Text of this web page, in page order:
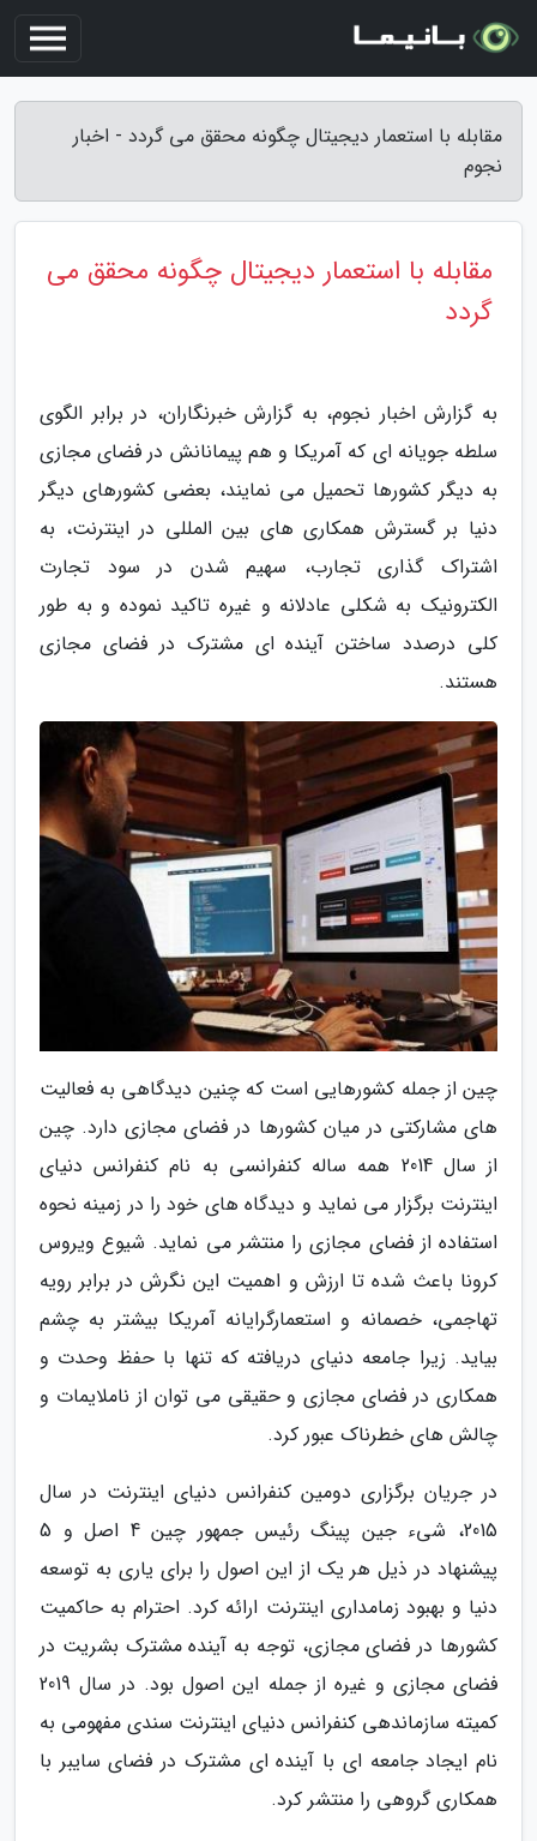
مقابله با استعمار دیجیتال چگونه محقق می گردد - اخبار
نجوم
مقابله با استعمار دیجیتال چگونه محقق می
گردد
به گزارش اخبار نجوم، به گزارش خبرنگاران، در برابر الگوی
سلطه جویانه ای که آمریکا و هم پیمانانش در فضای مجازی
به دیگر کشورها تحمیل می نمایند، بعضی کشورهای دیگر
دنیا بر گسترش همکاری های بین المللی در اینترنت، به
اشتراک گذاری تجارب، سهیم شدن در سود تجارت
الکترونیک به شکلی عادلانه و غیره تاکید نموده و به طور
کلی درصدد ساختن آینده ای مشترک در فضای مجازی
هستند.
چین از جمله کشورهایی است که چنین دیدگاهی به فعالیت
های مشارکتی در میان کشورها در فضای مجازی دارد. چین
از سال 2014 همه ساله کنفرانسی به نام کنفرانس دنیای
اینترنت برگزار می نماید و دیدگاه های خود را در زمینه نحوه
استفاده از فضای مجازی را منتشر می نماید. شیوع ویروس
کرونا باعث شده تا ارزش و اهمیت این نگرش در برابر رویه
تهاجمی، خصمانه و استعمارگرایانه آمریکا بیشتر به چشم
بیاید. زیرا جامعه دنیای دریافته که تنها با حفظ وحدت و
همکاری در فضای مجازی و حقیقی می توان از ناملایمات و
چالش های خطرناک عبور کرد.
در جریان برگزاری دومین کنفرانس دنیای اینترنت در سال
2015، شیء جین پینگ رئیس جمهور چین 4 اصل و 5
پیشنهاد در ذیل هر یک از این اصول را برای یاری به توسعه
دنیا و بهبود زمامداری اینترنت ارائه کرد. احترام به حاکمیت
کشورها در فضای مجازی، توجه به آینده مشترک بشریت در
فضای مجازی و غیره از جمله این اصول بود. در سال 2019
کمیته سازماندهی کنفرانس دنیای اینترنت سندی مفهومی به
نام ایجاد جامعه ای با آینده ای مشترک در فضای سایبر با
همکاری گروهی را منتشر کرد.